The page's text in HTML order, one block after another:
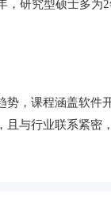
，研究型硕士多为
，课程涵盖软件
与行业联系紧密